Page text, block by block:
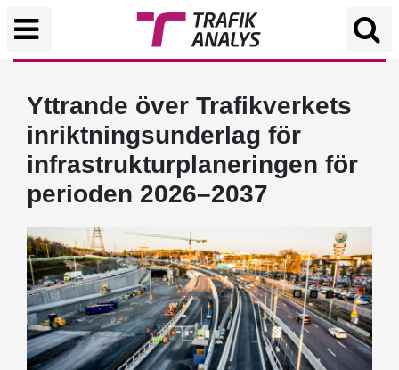
Yttrande över Trafikverkets
inriktningsunderlag för
infrastrukturplaneringen för
perioden 2026–2037